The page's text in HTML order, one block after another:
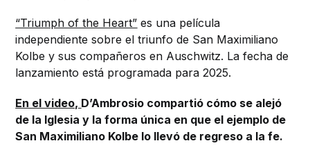
“Triumph of the Heart” es una película
independiente sobre el triunfo de San Maximiliano
Kolbe y sus compañeros en Auschwitz. La fecha de
lanzamiento está programada para 2025.
En el video, D’Ambrosio compartió cómo se alejó
de la Iglesia y la forma única en que el ejemplo de
San Maximiliano Kolbe lo llevó de regreso a la fe.